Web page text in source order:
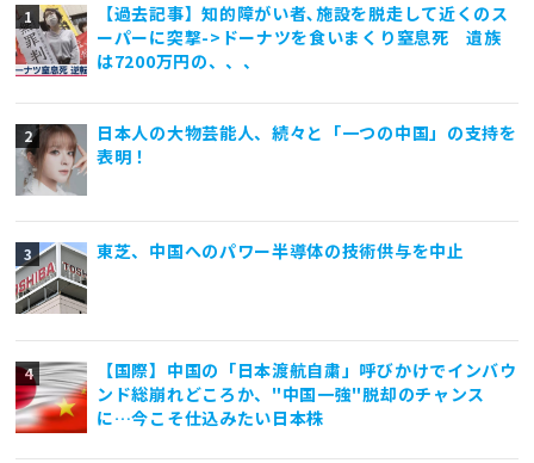
【過去記事】知的障がい者､施設を脱走して近くのス
ーパーに突撃->ドーナツを食いまくり窒息死 遺族
は7200万円の、、、
日本人の大物芸能人、続々と「一つの中国」の支持を
表明！
東芝、中国へのパワー半導体の技術供与を中止
【国際】中国の「日本渡航自粛」呼びかけでインバウ
ンド総崩れどころか、"中国一強"脱却のチャンス
に…今こそ仕込みたい日本株